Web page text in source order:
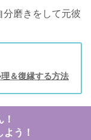
磨きをして元彼
＆復縁する方法
う！